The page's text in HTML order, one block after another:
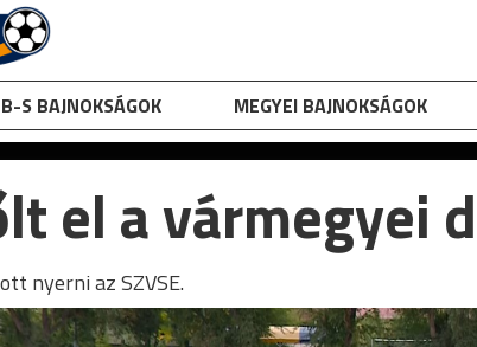
S BAJNOKSÁGOK MEGYEI BAJNOKSÁGOK
el a vármegyei
nyerni az SZVSE.